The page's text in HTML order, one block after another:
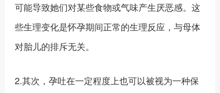
可能导致她们对某些食物或气味产生厌恶感。这
些生理变化是怀孕期间正常的生理反应，与母体
对胎儿的排斥无关。
2.其次，孕吐在一定程度上也可以被视为一种保